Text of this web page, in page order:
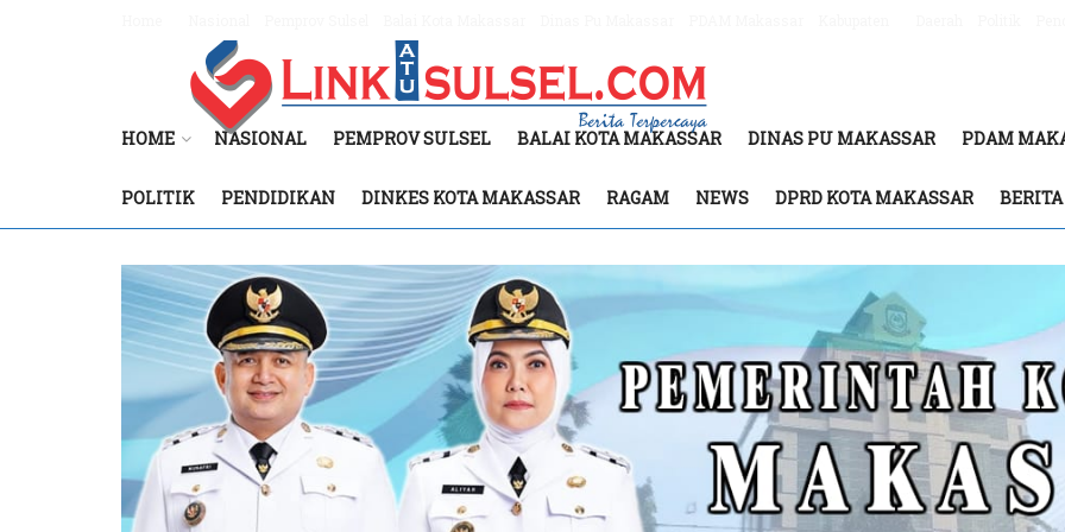
HOME NASIONAL PEMPROV SULSEL BALAI KOTA MAKASSAR DINAS PU MAKASSAR PDAM
POLITIK PENDIDIKAN DINKES KOTA MAKASSAR RAGAM NEWS DPRD KOTA MAKASSAR